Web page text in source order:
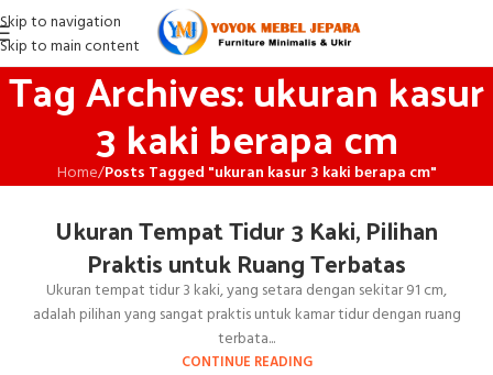
Skip to navigation
Skip to main content
Tag Archives: ukuran kasur
3 kaki berapa cm
Home/Posts Tagged "ukuran kasur 3 kaki berapa cm"
Ukuran Tempat Tidur 3 Kaki, Pilihan
Praktis untuk Ruang Terbatas
Ukuran tempat tidur 3 kaki, yang setara dengan sekitar 91 cm,
adalah pilihan yang sangat praktis untuk kamar tidur dengan ruang
terbata...
CONTINUE READING